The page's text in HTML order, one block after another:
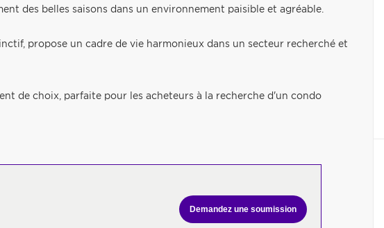
des belles saisons dans un environnement paisible et agréable.
propose un cadre de vie harmonieux dans un secteur recherché et
de choix, parfaite pour les acheteurs à la recherche d'un condo
Demandez une soumission